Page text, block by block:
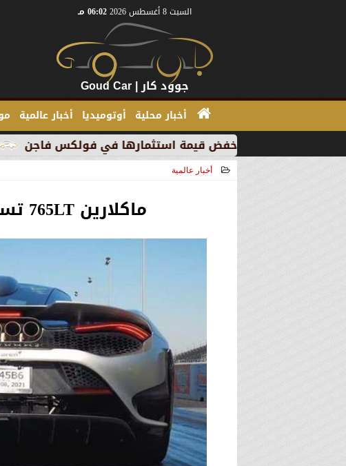
السبت 8 أغسطس 2026 06:02 مـ
جوود كار | Goud Car
أخبار محلية أوتوميديا أخبار عالمية
”بي إم دبليو” خفض قيمة استثمارها في فولكس فاجن
أخبار عالمية
ماكلارين 765LT تسابق فيراري F8 تريبوتو